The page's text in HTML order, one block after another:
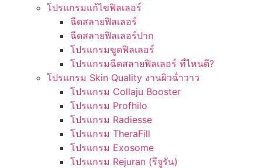
โปรแกรมแก้ไขฟิลเลอร์
ฉีดสลายฟิลเลอร์
ฉีดสลายฟิลเลอร์ปาก
โปรแกรมขูดฟิลเลอร์
โปรแกรมฉีดสลายฟิลเลอร์ ที่ไหนดี?
โปรแกรม Skin Quality งานผิวฉ่ำวาว
โปรแกรม Collaju Booster
โปรแกรม Profhilo
โปรแกรม Radiesse
โปรแกรม TheraFill
โปรแกรม Exosome
โปรแกรม Rejuran (รีจูรัน)